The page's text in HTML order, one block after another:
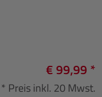
€ 99,99 *
* Preis inkl. 20 Mwst.